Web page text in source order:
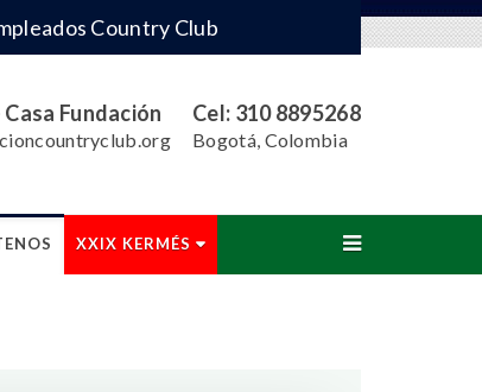
Country Club
Fundación Cel: 310 8895268
Bogotá, Colombia
XXIX KERMÉS